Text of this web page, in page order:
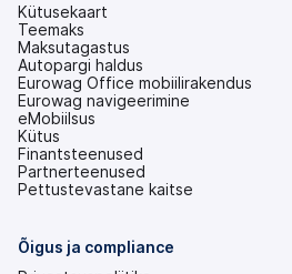
Kütusekaart
Teemaks
Maksutagastus
Autopargi haldus
Eurowag Office mobiilirakendus
Eurowag navigeerimine
eMobiilsus
Kütus
Finantsteenused
Partnerteenused
Pettustevastane kaitse
Õigus ja compliance